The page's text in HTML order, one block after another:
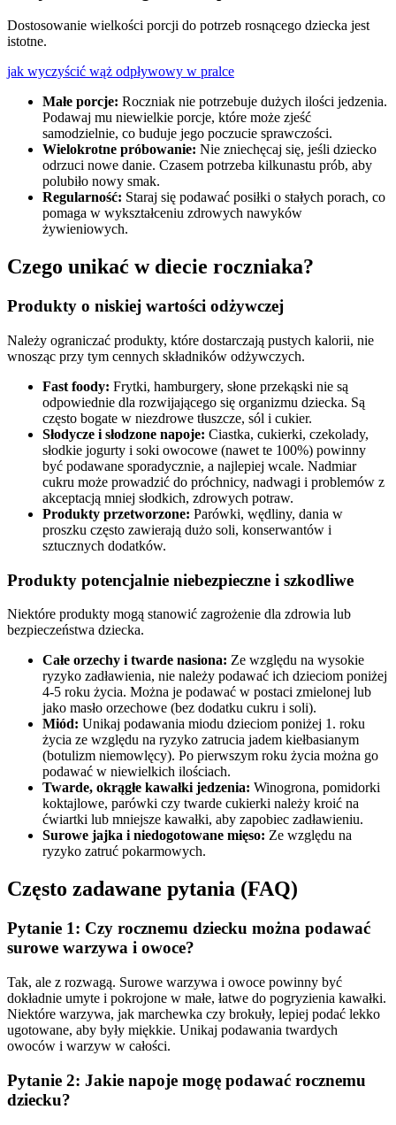
Dostosowanie wielkości porcji do potrzeb rosnącego dziecka jest
istotne.
jak wyczyścić wąż odpływowy w pralce
Małe porcje: Roczniak nie potrzebuje dużych ilości jedzenia.
Podawaj mu niewielkie porcje, które może zjeść
samodzielnie, co buduje jego poczucie sprawczości.
Wielokrotne próbowanie: Nie zniechęcaj się, jeśli dziecko
odrzuci nowe danie. Czasem potrzeba kilkunastu prób, aby
polubiło nowy smak.
Regularność: Staraj się podawać posiłki o stałych porach, co
pomaga w wykształceniu zdrowych nawyków
żywieniowych.
Czego unikać w diecie roczniaka?
Produkty o niskiej wartości odżywczej
Należy ograniczać produkty, które dostarczają pustych kalorii, nie
wnosząc przy tym cennych składników odżywczych.
Fast foody: Frytki, hamburgery, słone przekąski nie są
odpowiednie dla rozwijającego się organizmu dziecka. Są
często bogate w niezdrowe tłuszcze, sól i cukier.
Słodycze i słodzone napoje: Ciastka, cukierki, czekolady,
słodkie jogurty i soki owocowe (nawet te 100%) powinny
być podawane sporadycznie, a najlepiej wcale. Nadmiar
cukru może prowadzić do próchnicy, nadwagi i problemów z
akceptacją mniej słodkich, zdrowych potraw.
Produkty przetworzone: Parówki, wędliny, dania w
proszku często zawierają dużo soli, konserwantów i
sztucznych dodatków.
Produkty potencjalnie niebezpieczne i szkodliwe
Niektóre produkty mogą stanowić zagrożenie dla zdrowia lub
bezpieczeństwa dziecka.
Całe orzechy i twarde nasiona: Ze względu na wysokie
ryzyko zadławienia, nie należy podawać ich dzieciom poniżej
4-5 roku życia. Można je podawać w postaci zmielonej lub
jako masło orzechowe (bez dodatku cukru i soli).
Miód: Unikaj podawania miodu dzieciom poniżej 1. roku
życia ze względu na ryzyko zatrucia jadem kiełbasianym
(botulizm niemowlęcy). Po pierwszym roku życia można go
podawać w niewielkich ilościach.
Twarde, okrągłe kawałki jedzenia: Winogrona, pomidorki
koktajlowe, parówki czy twarde cukierki należy kroić na
ćwiartki lub mniejsze kawałki, aby zapobiec zadławieniu.
Surowe jajka i niedogotowane mięso: Ze względu na
ryzyko zatruć pokarmowych.
Często zadawane pytania (FAQ)
Pytanie 1: Czy rocznemu dziecku można podawać
surowe warzywa i owoce?
Tak, ale z rozwagą. Surowe warzywa i owoce powinny być
dokładnie umyte i pokrojone w małe, łatwe do pogryzienia kawałki.
Niektóre warzywa, jak marchewka czy brokuły, lepiej podać lekko
ugotowane, aby były miękkie. Unikaj podawania twardych
owoców i warzyw w całości.
Pytanie 2: Jakie napoje mogę podawać rocznemu
dziecku?